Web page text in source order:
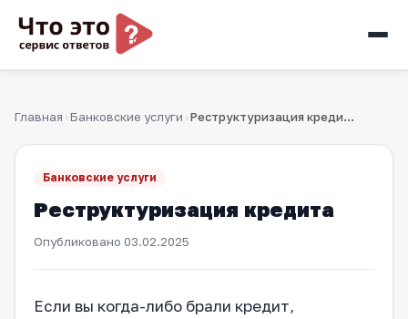
Главная › Банковские услуги › Реструктуризация кредита
Банковские услуги
Реструктуризация кредита
Опубликовано 03.02.2025
Если вы когда-либо брали кредит,